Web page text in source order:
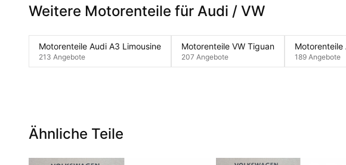
Weitere Motorenteile für Audi / VW
Motorenteile Audi A3 Limousine
213 Angebote
Motorenteile VW Tiguan
207 Angebote
Motorenteile
189 Angebote
Ähnliche Teile